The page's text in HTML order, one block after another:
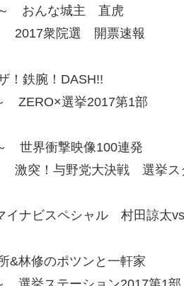
おんな城主 直虎
衆院選 開票速報
鉄腕！DASH!!
選挙2017第1部
衝撃映像100連発
与野党大決戦 選挙スタ
ナビスペシャル 村田諒太vs
林修のポツンと一軒家